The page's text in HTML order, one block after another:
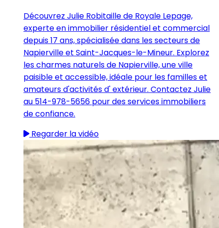
Découvrez Julie Robitaille de Royale Lepage,
experte en immobilier résidentiel et commercial
depuis 17 ans, spécialisée dans les secteurs de
Napierville et Saint-Jacques-le-Mineur. Explorez
les charmes naturels de Napierville, une ville
paisible et accessible, idéale pour les familles et
amateurs d'activités d' extérieur. Contactez Julie
au 514-978-5656 pour des services immobiliers
de confiance.
Regarder la vidéo